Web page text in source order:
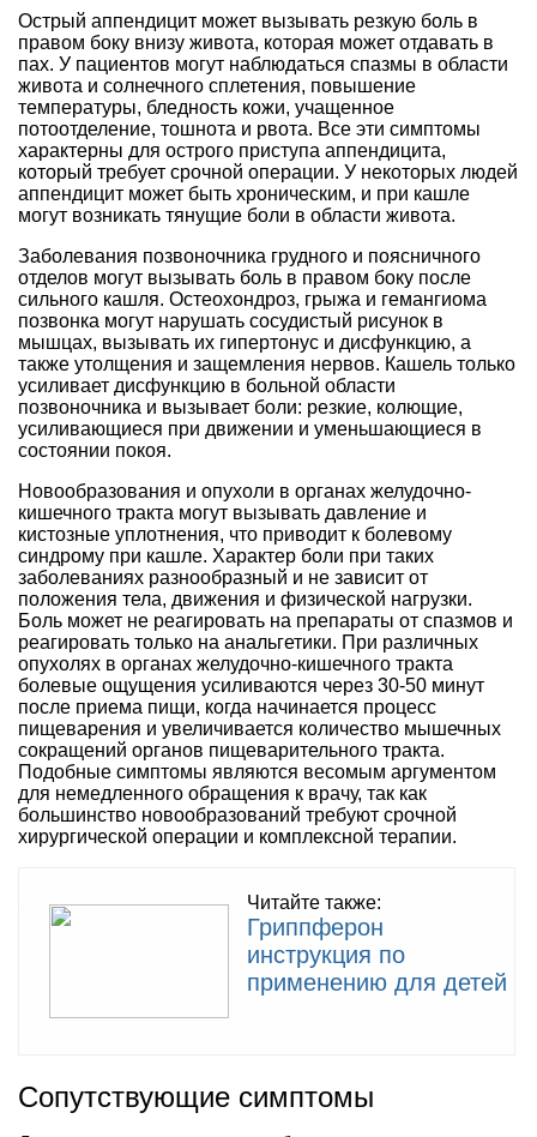
Острый аппендицит может вызывать резкую боль в
правом боку внизу живота, которая может отдавать в
пах. У пациентов могут наблюдаться спазмы в области
живота и солнечного сплетения, повышение
температуры, бледность кожи, учащенное
потоотделение, тошнота и рвота. Все эти симптомы
характерны для острого приступа аппендицита,
который требует срочной операции. У некоторых людей
аппендицит может быть хроническим, и при кашле
могут возникать тянущие боли в области живота.
Заболевания позвоночника грудного и поясничного
отделов могут вызывать боль в правом боку после
сильного кашля. Остеохондроз, грыжа и гемангиома
позвонка могут нарушать сосудистый рисунок в
мышцах, вызывать их гипертонус и дисфункцию, а
также утолщения и защемления нервов. Кашель только
усиливает дисфункцию в больной области
позвоночника и вызывает боли: резкие, колющие,
усиливающиеся при движении и уменьшающиеся в
состоянии покоя.
Новообразования и опухоли в органах желудочно-
кишечного тракта могут вызывать давление и
кистозные уплотнения, что приводит к болевому
синдрому при кашле. Характер боли при таких
заболеваниях разнообразный и не зависит от
положения тела, движения и физической нагрузки.
Боль может не реагировать на препараты от спазмов и
реагировать только на анальгетики. При различных
опухолях в органах желудочно-кишечного тракта
болевые ощущения усиливаются через 30-50 минут
после приема пищи, когда начинается процесс
пищеварения и увеличивается количество мышечных
сокращений органов пищеварительного тракта.
Подобные симптомы являются весомым аргументом
для немедленного обращения к врачу, так как
большинство новообразований требуют срочной
хирургической операции и комплексной терапии.
Читайте также:
Гриппферон
инструкция по
применению для детей
Сопутствующие симптомы